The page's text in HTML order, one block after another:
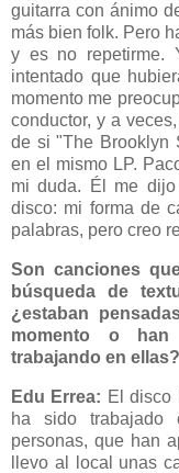
guitarra con ánimo
más bien folk. Pero
y es no repetirme.
intentado que
momento me
conductor, y a
de si "The Brooklyn
en el mismo LP.
mi duda. Él me
disco: mi forma de
palabras, pero creo
Son canciones
búsqueda de
¿estaban
momento o han
trabajando en ellas?
Edu Errea: El disco
ha sido
personas, que han
llevo al local unas